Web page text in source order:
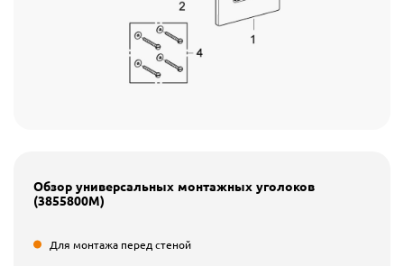
Обзор универсальных монтажных уголоков
(3855800M)
Для монтажа перед стеной